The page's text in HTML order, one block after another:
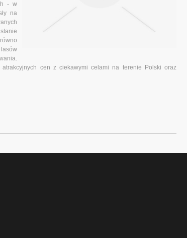
- w
na
atrakcyjnych cen z ciekawymi celami na terenie Polski oraz